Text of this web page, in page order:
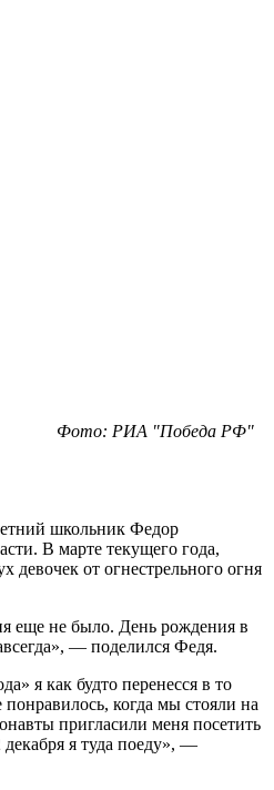
Фото: РИА "Победа РФ"
школьник Федор
В марте текущего года,
девочек от огнестрельного огня
еще не было. День рождения в
— поделился Федя.
я как будто перенесся в то
когда мы стояли на
пригласили меня посетить
я туда поеду», —